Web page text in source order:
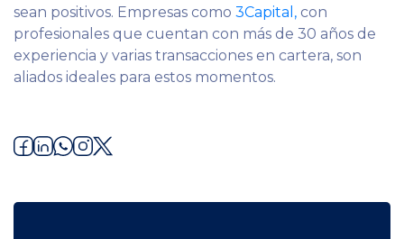
sean positivos. Empresas como 3Capital, con
profesionales que cuentan con más de 30 años de
experiencia y varias transacciones en cartera, son
aliados ideales para estos momentos.